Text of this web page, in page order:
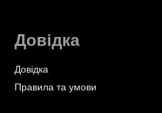
Довідка
Довідка
Правила та умови